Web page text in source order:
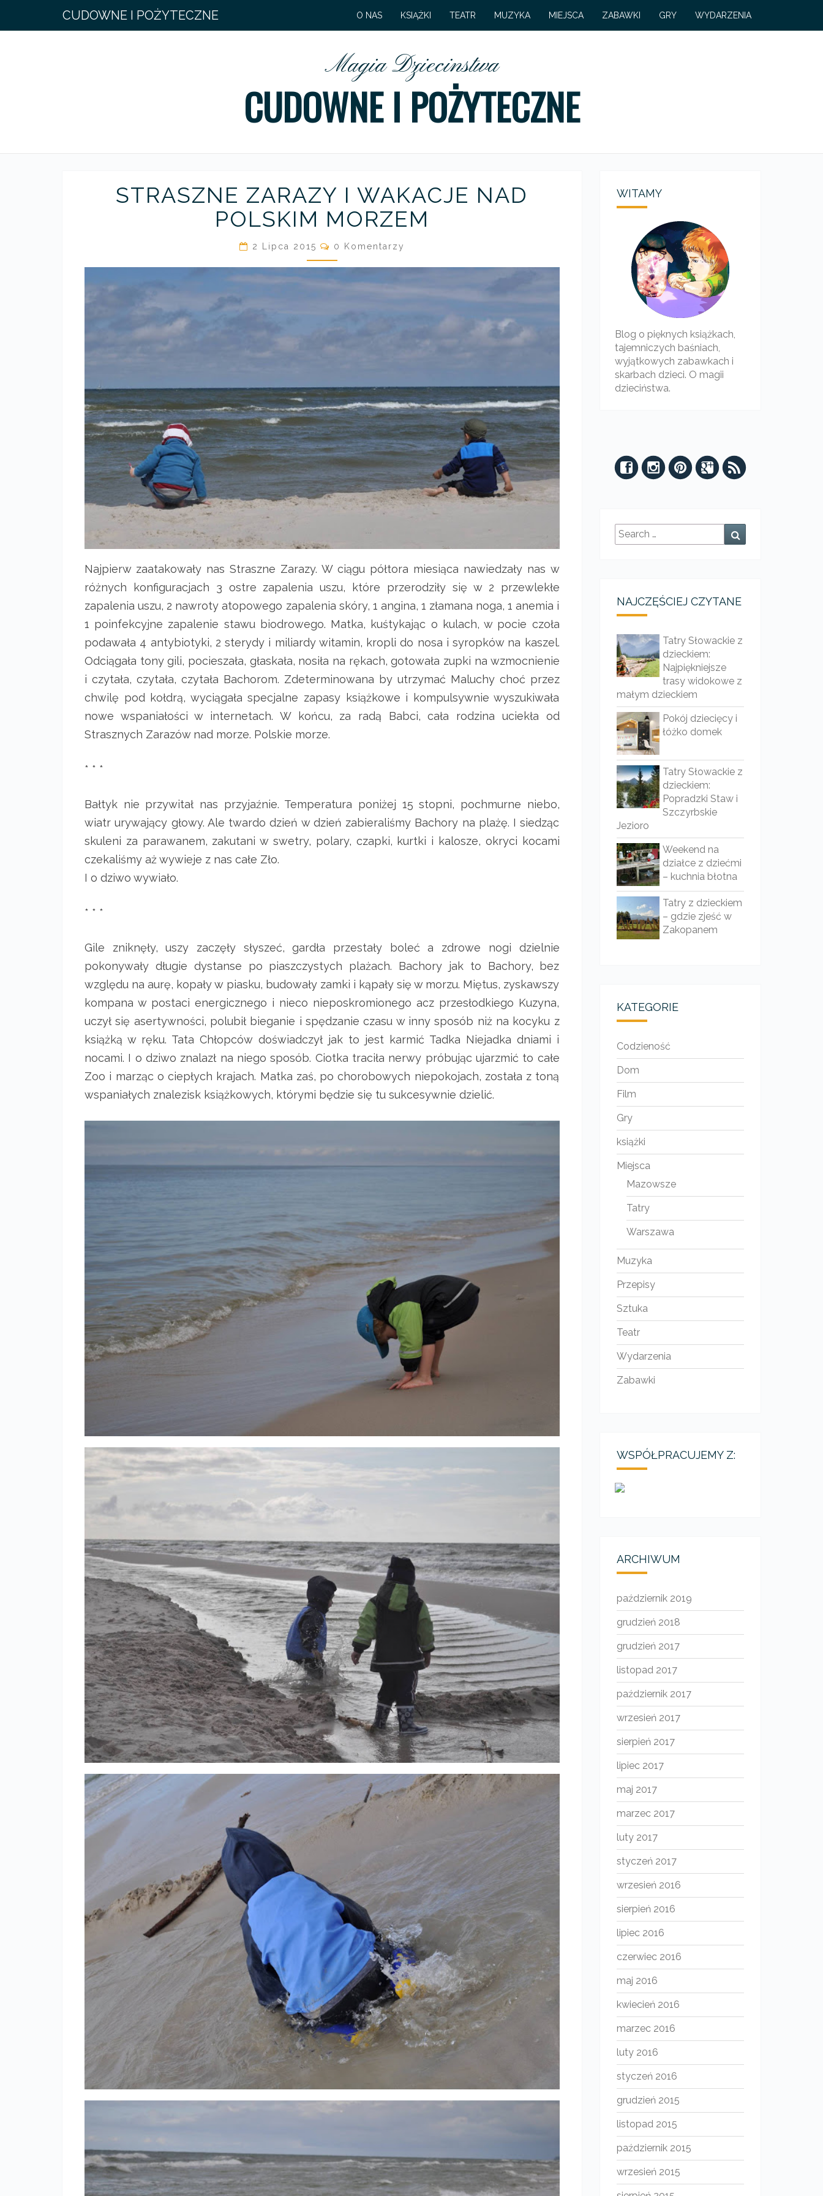
CUDOWNE I POŻYTECZNE O NAS KSIĄŻKI TEATR MUZYKA MIEJSCA ZABAWKI GRY WYDARZENIA
CUDOWNE I POŻYTECZNE
Magia Dziecinstwa
T
R
A
N
R
A
I
W
A
K
A
C
J
E
D
O
L
S
K
I
M
O
R
Z
E
STRASZNE ZARAZY I WAKACJE NAD
POLSKIM MORZEM
2 Lipca 2015
C
M
E
0 Komentarzy
Najpierw zaatakowały nas Straszne Zarazy. W ciągu półtora miesiąca nawiedzały nas w
różnych konfiguracjach 3 ostre zapalenia uszu, które przerodziły się w 2 przewlekłe
zapalenia uszu, 2 nawroty atopowego zapalenia skóry, 1 angina, 1 złamana noga, 1 anemia i
1 poinfekcyjne zapalenie stawu biodrowego. Matka, kuśtykając o kulach, w pocie czoła
podawała 4 antybiotyki, 2 sterydy i miliardy witamin, kropli do nosa i syropków na kaszel.
Odciągała tony gili, pocieszała, głaskała, nosiła na rękach, gotowała zupki na wzmocnienie
i czytała, czytała, czytała Bachorom. Zdeterminowana by utrzymać Maluchy choć przez
chwilę pod kołdrą, wyciągała specjalne zapasy książkowe i kompulsywnie wyszukiwała
nowe wspaniałości w internetach. W końcu, za radą Babci, cała rodzina uciekła od
Strasznych Zarazów nad morze. Polskie morze.
* * *
Bałtyk nie przywitał nas przyjaźnie. Temperatura poniżej 15 stopni, pochmurne niebo,
wiatr urywający głowy. Ale twardo dzień w dzień zabieraliśmy Bachory na plażę. I siedząc
skuleni za parawanem, zakutani w swetry, polary, czapki, kurtki i kalosze, okryci kocami
czekaliśmy aż wywieje z nas całe Zło.
I o dziwo wywiało.
* * *
Gile zniknęły, uszy zaczęły słyszeć, gardła przestały boleć a zdrowe nogi dzielnie
pokonywały długie dystanse po piaszczystych plażach. Bachory jak to Bachory, bez
względu na aurę, kopały w piasku, budowały zamki i kąpały się w morzu. Miętus, zyskawszy
kompana w postaci energicznego i nieco nieposkromionego acz przesłodkiego Kuzyna,
uczył się asertywności, polubił bieganie i spędzanie czasu w inny sposób niż na kocyku z
książką w ręku. Tata Chłopców doświadczył jak to jest karmić Tadka Niejadka dniami i
nocami. I o dziwo znalazł na niego sposób. Ciotka traciła nerwy próbując ujarzmić to całe
Zoo i marząc o ciepłych krajach. Matka zaś, po chorobowych niepokojach, została z toną
wspaniałych znalezisk książkowych, którymi będzie się tu sukcesywnie dzielić.
WITAMY
Blog o pięknych książkach,
tajemniczych baśniach,
wyjątkowych zabawkach i
skarbach dzieci. O magii
dzieciństwa.
Search
for:
NAJCZĘŚCIEJ CZYTANE
Tatry Słowackie z
dzieckiem:
Najpiękniejsze
trasy widokowe z
małym dzieckiem
Pokój dziecięcy i
łóżko domek
Tatry Słowackie z
dzieckiem:
Popradzki Staw i
Szczyrbskie
Jezioro
Weekend na
działce z dziećmi
– kuchnia błotna
Tatry z dzieckiem
– gdzie zjeść w
Zakopanem
KATEGORIE
Codzieność
Dom
Film
Gry
książki
Miejsca
Mazowsze
Tatry
Warszawa
Muzyka
Przepisy
Sztuka
Teatr
Wydarzenia
Zabawki
WSPÓŁPRACUJEMY Z:
ARCHIWUM
październik 2019
grudzień 2018
grudzień 2017
listopad 2017
październik 2017
wrzesień 2017
sierpień 2017
lipiec 2017
maj 2017
marzec 2017
luty 2017
styczeń 2017
wrzesień 2016
sierpień 2016
lipiec 2016
czerwiec 2016
maj 2016
kwiecień 2016
marzec 2016
luty 2016
styczeń 2016
grudzień 2015
listopad 2015
październik 2015
wrzesień 2015